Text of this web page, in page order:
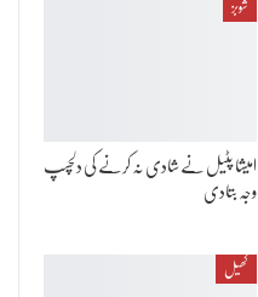
شوبز
امیشا پٹیل نے شادی نہ کرنے کی دلچسپ
وجہ بتادی
کھیل